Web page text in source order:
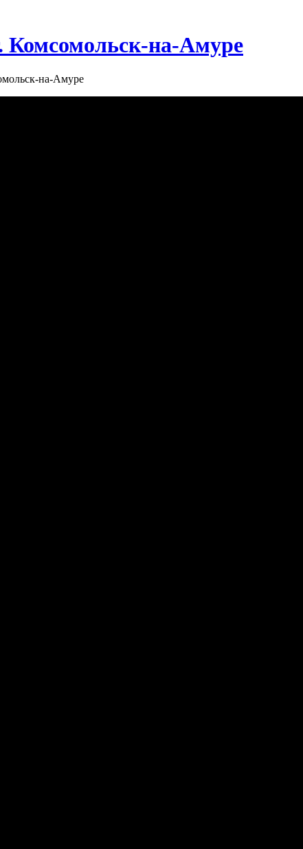
Комсомольск-на-Амуре
на-Амуре